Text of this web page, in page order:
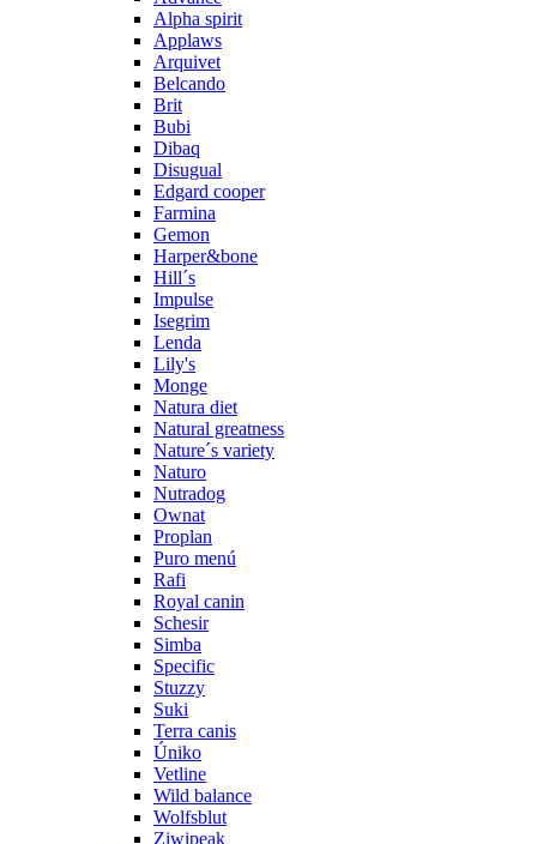
Alpha spirit
Applaws
Arquivet
Belcando
Brit
Bubi
Dibaq
Disugual
Edgard cooper
Farmina
Gemon
Harper&bone
Hill´s
Impulse
Isegrim
Lenda
Lily's
Monge
Natura diet
Natural greatness
Nature´s variety
Naturo
Nutradog
Ownat
Proplan
Puro menú
Rafi
Royal canin
Schesir
Simba
Specific
Stuzzy
Suki
Terra canis
Úniko
Vetline
Wild balance
Wolfsblut
Ziwipeak